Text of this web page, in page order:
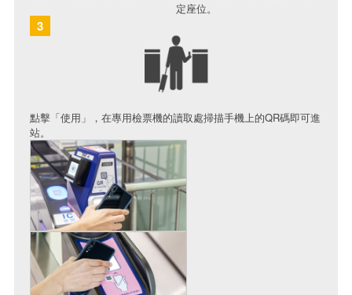
定座位。
3
點擊「使用」，在專用檢票機的讀取處掃描手機上的QR碼即可進
站。